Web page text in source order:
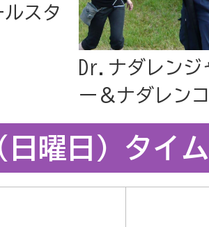
スタ
Dr.ナダレンジ
ー＆ナダレン
日曜日）タイ